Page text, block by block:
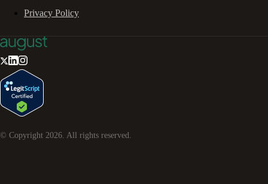
Privacy Policy
© Copyright 2026. All rights reserved.